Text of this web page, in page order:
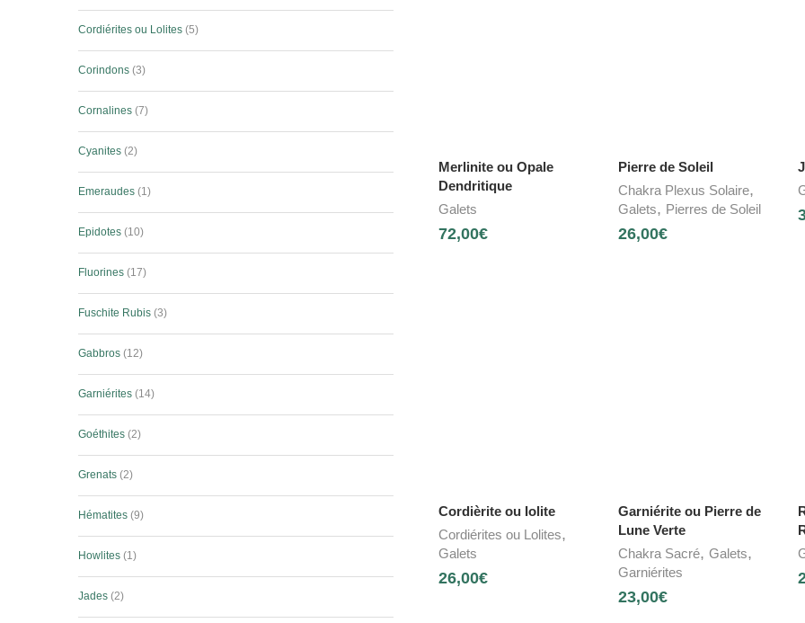
Merlinite ou Opale
Dendritique
Galets
72,00€
Pierre de Soleil
Chakra Plexus Solaire,
Galets, Pierres de Soleil
26,00€
Cordièrite ou Iolite
Cordiérites ou Lolites,
Galets
26,00€
Garniérite ou Pierre de
Lune Verte
Chakra Sacré, Galets,
Garniérites
23,00€
Cordiérites ou Lolites 5
Corindons 3
Cornalines 7
Cyanites 2
Emeraudes 1
Epidotes 10
Fluorines 17
Fuschite Rubis 3
Gabbros 12
Garniérites 14
Goéthites 2
Grenats 2
Hématites 9
Howlites 1
Jades 2